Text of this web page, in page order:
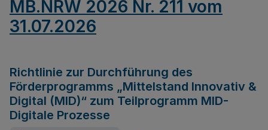
MB.NRW 2026 Nr. 211 vom
31.07.2026
Richtlinie zur Durchführung des
Förderprogramms „Mittelstand Innovativ &
Digital (MID)“ zum Teilprogramm MID-
Digitale Prozesse